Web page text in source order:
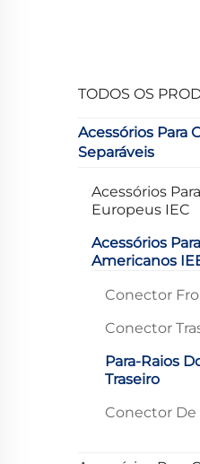
TODOS OS
Acessórios Para
Separáveis
Acessórios
Europeus IEC
Acessórios
Americanos
Conector
Conector
Para-Raios
Traseiro
Conector De